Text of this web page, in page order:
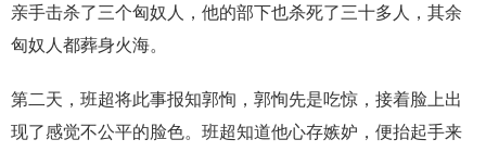
亲手击杀了三个匈奴人，他的部下也杀死了三十多人，其余
匈奴人都葬身火海。
第二天，班超将此事报知郭恂，郭恂先是吃惊，接着脸上出
现了感觉不公平的脸色。班超知道他心存嫉妒，便抬起手来